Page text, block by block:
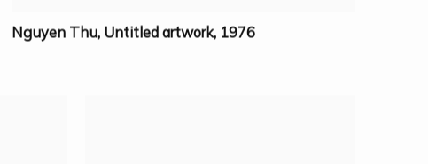
Nguyen Thu, Untitled artwork, 1976